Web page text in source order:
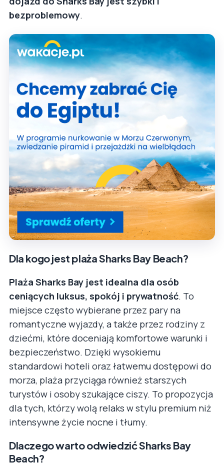
bezproblemowy.
Dla kogo jest plaża Sharks Bay Beach?
Plaża Sharks Bay jest idealna dla osób
ceniących luksus, spokój i prywatność. To
miejsce często wybierane przez pary na
romantyczne wyjazdy, a także przez rodziny z
dziećmi, które doceniają komfortowe warunki i
bezpieczeństwo. Dzięki wysokiemu
standardowi hoteli oraz łatwemu dostępowi do
morza, plaża przyciąga również starszych
turystów i osoby szukające ciszy. To propozycja
dla tych, którzy wolą relaks w stylu premium niż
intensywne życie nocne i tłumy.
Dlaczego warto odwiedzić Sharks Bay
Beach?